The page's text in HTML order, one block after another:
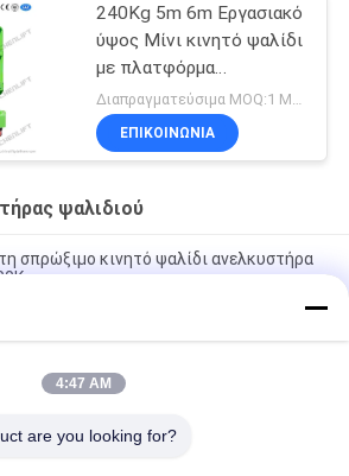
240Kg 5m 6m Εργασιακό
ύψος Μίνι κινητό ψαλίδι
με πλατφόρμα
επέκτασης
Διαπραγματεύσιμα MOQ:1 Μονάδα
ΕΠΙΚΟΙΝΩΝΙΑ
ψαλιδιού
σπρώξιμο κινητό ψαλίδι ανελκυστήρα
ανελκυστήρα ψαλίδι με κινητήρα
φόρτωσης σε 450Kg
Εναέριας Εργασίας 3,9 Μέτρων
4:47 AM
are you looking for?